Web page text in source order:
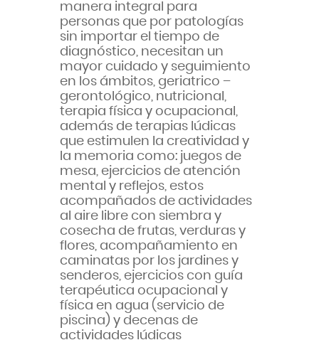
manera integral para
personas que por patologías
sin importar el tiempo de
diagnóstico, necesitan un
mayor cuidado y seguimiento
en los ámbitos, geriatrico –
gerontológico, nutricional,
terapia física y ocupacional,
además de terapias lúdicas
que estimulen la creatividad y
la memoria como: juegos de
mesa, ejercicios de atención
mental y reflejos, estos
acompañados de actividades
al aire libre con siembra y
cosecha de frutas, verduras y
flores, acompañamiento en
caminatas por los jardines y
senderos, ejercicios con guía
terapéutica ocupacional y
física en agua (servicio de
piscina) y decenas de
actividades lúdicas